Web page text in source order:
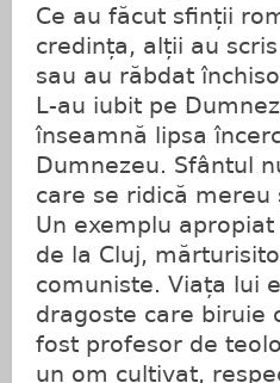
Ce au făcut sfinții
credința, alții au
sau au răbdat
L-au iubit pe
înseamnă lipsa
Dumnezeu. Sfântul
care se ridică mereu
Un exemplu
de la Cluj,
comuniste. Viața lui
dragoste care biruie
fost profesor de
un om cultivat,